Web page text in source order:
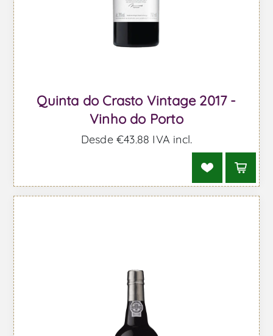
Quinta do Crasto Vintage 2017 -
Vinho do Porto
Desde €43,88 IVA incl.